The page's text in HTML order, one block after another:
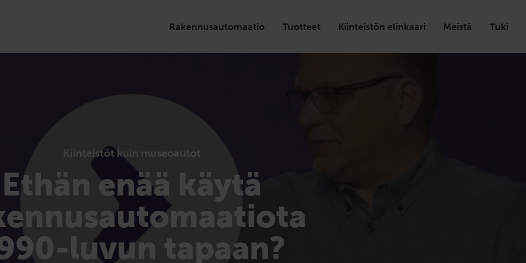
Rakennusautomaatio Tuotteet Kiinteistön elinkaari Meistä Tuki
Kiinteistöt kuin museoautot
Ethän enää käytä
luvun tapaan?